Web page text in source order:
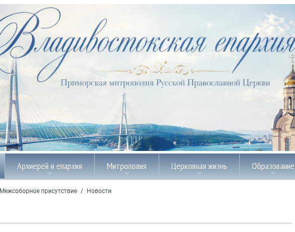
Архиерей и епархия Митрополия Церковная жизнь Образование
Межсоборное присутствие / Новости